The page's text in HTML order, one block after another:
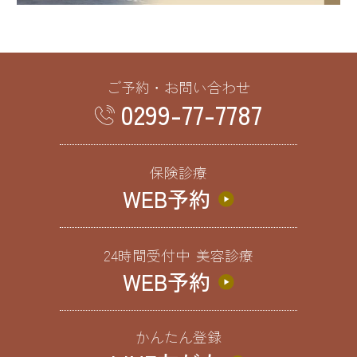
ご予約・お問い合わせ
0299-77-7787
保険診療
WEB予約
24時間受付中 美容診療
WEB予約
かんたん登録